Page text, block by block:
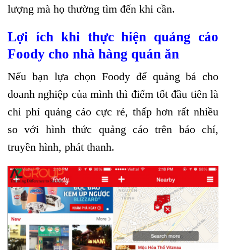
lượng mà họ thường tìm đến khi cần.
Lợi ích khi thực hiện quảng cáo
Foody cho nhà hàng quán ăn
Nếu bạn lựa chọn Foody để quảng bá cho
doanh nghiệp của mình thì điểm tốt đầu tiên là
chi phí quảng cáo cực rẻ, thấp hơn rất nhiều
so với hình thức quảng cáo trên báo chí,
truyền hình, phát thanh.